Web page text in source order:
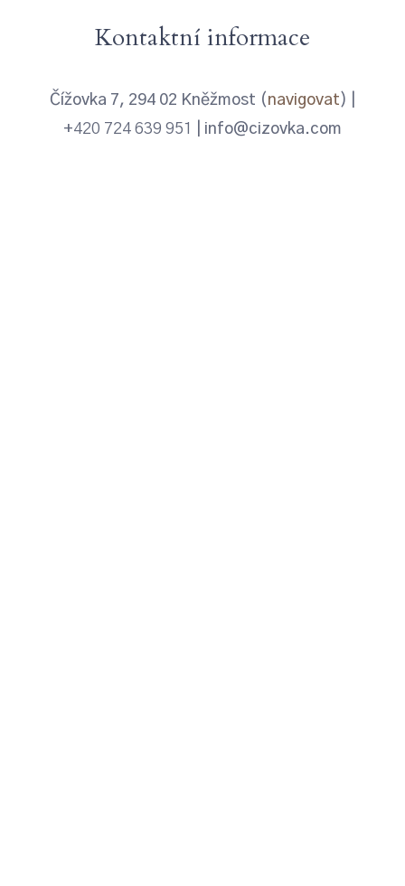
Kontaktní informace
Čížovka 7, 294 02 Kněžmost ( navigovat ) |
+420 724 639 951 | info@cizovka.com